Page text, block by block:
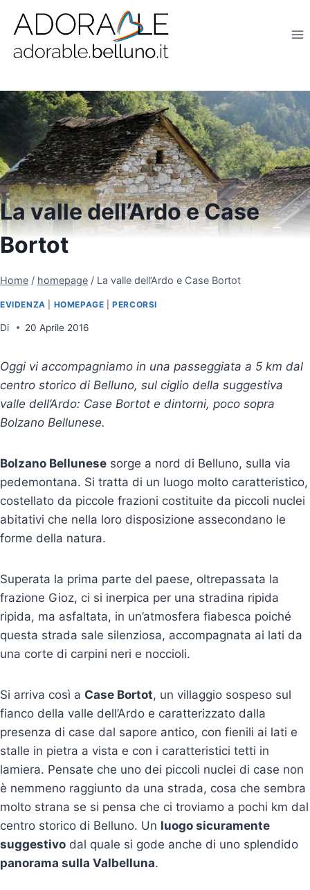
contenuto
La valle dell’Ardo e Case
Bortot
Home / homepage / La valle dell’Ardo e Case Bortot
EVIDENZA HOMEPAGE |PERCORSI
Di 20 Aprile 2016
Oggi vi accompagniamo in una passeggiata a 5 km dal
centro storico di Belluno, sul ciglio della suggestiva
valle dell’Ardo: Case Bortot e dintorni, poco sopra
Bolzano Bellunese.
Bolzano Bellunese sorge a nord di Belluno, sulla via
pedemontana. Si tratta di un luogo molto caratteristico,
costellato da piccole frazioni costituite da piccoli nuclei
abitativi che nella loro disposizione assecondano le
forme della natura.
Superata la prima parte del paese, oltrepassata la
frazione Gioz, ci si inerpica per una stradina ripida
ripida, ma asfaltata, in un’atmosfera fiabesca poiché
questa strada sale silenziosa, accompagnata ai lati da
una corte di carpini neri e noccioli.
Si arriva così a Case Bortot, un villaggio sospeso sul
fianco della valle dell’Ardo e caratterizzato dalla
presenza di case dal sapore antico, con fienili ai lati e
stalle in pietra a vista e con i caratteristici tetti in
lamiera. Pensate che uno dei piccoli nuclei di case non
è nemmeno raggiunto da una strada, cosa che sembra
molto strana se si pensa che ci troviamo a pochi km dal
centro storico di Belluno. Un luogo sicuramente
suggestivo dal quale si gode anche di uno splendido
panorama sulla Valbelluna.